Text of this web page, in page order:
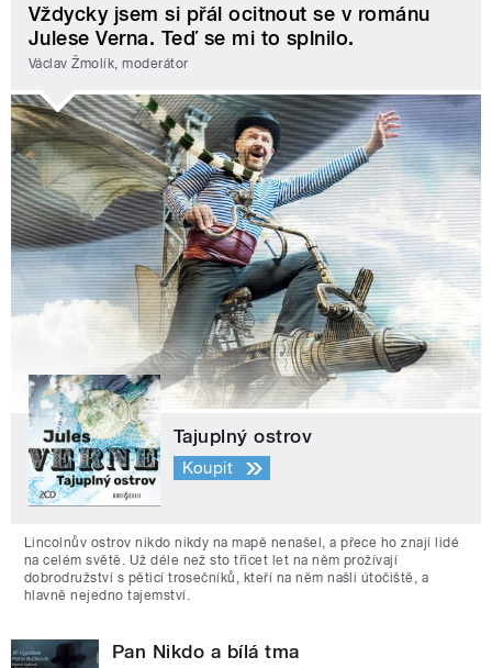
Vždycky jsem si přál ocitnout se v románu
Julese Verna. Teď se mi to splnilo.
Václav Žmolík, moderátor
Tajuplný ostrov
Koupit
Lincolnův ostrov nikdo nikdy na mapě nenašel, a přece ho znají lidé
na celém světě. Už déle než sto třicet let na něm prožívají
dobrodružství s pěticí trosečníků, kteří na něm našli útočiště, a
hlavně nejedno tajemství.
Pan Nikdo a bílá tma